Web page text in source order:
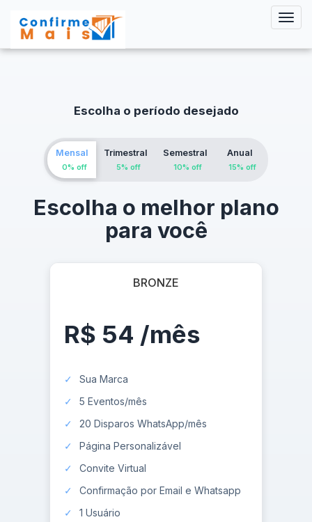
Escolha o período desejado
Mensal
0% off
Trimestral
5% off
Semestral
10% off
Anual
15% off
Escolha o melhor plano
para você
BRONZE
R$ 54 /mês
Sua Marca
5 Eventos/mês
20 Disparos WhatsApp/mês
Página Personalizável
Convite Virtual
Confirmação por Email e Whatsapp
1 Usuário